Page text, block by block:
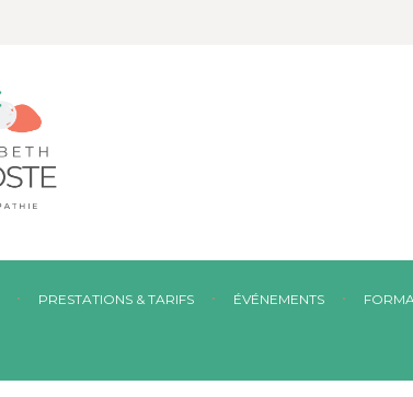
PRESTATIONS & TARIFS ÉVÉNEMENTS